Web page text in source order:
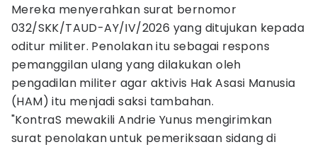
Mereka menyerahkan surat bernomor
032/SKK/TAUD-AY/IV/2026 yang ditujukan kepada
oditur militer. Penolakan itu sebagai respons
pemanggilan ulang yang dilakukan oleh
pengadilan militer agar aktivis Hak Asasi Manusia
(HAM) itu menjadi saksi tambahan.
"KontraS mewakili Andrie Yunus mengirimkan
surat penolakan untuk pemeriksaan sidang di